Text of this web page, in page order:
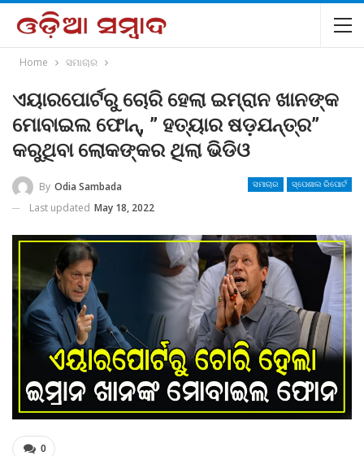
Home ସମାଚାର
ଏୟାରପୋର୍ଟରୁ ଚୋରି ହେଲା ଇମ୍ରାନ ଖାନଙ୍କ
ମୋବାଇଲ ଫୋନ୍, ” ହତ୍ୟାର ଷଡ଼ଯନ୍ତ୍ର”
କରୁଥିବା ଲୋକଙ୍କର ଥିଲା ଭିଡିଓ
ସମାଚାର ସ୍ପେଶାଲ ରିପୋର୍ଟ
By Odia Sambada
Last updated May 18, 2022
0